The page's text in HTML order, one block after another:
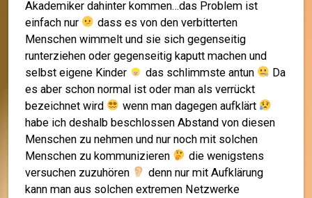
Akademiker dahinter kommen…das Problem ist
einfach nur
dass es von den verbitterten
Menschen wimmelt und sie sich gegenseitig
runterziehen oder gegenseitig kaputt machen und
selbst eigene Kinder
das schlimmste antun
Da
es aber schon normal ist oder man als verrückt
bezeichnet wird
wenn man dagegen aufklärt
habe ich deshalb beschlossen Abstand von diesen
Menschen zu nehmen und nur noch mit solchen
Menschen zu kommunizieren
die wenigstens
versuchen zuzuhören
denn nur mit Aufklärung
kann man aus solchen extremen Netzwerke